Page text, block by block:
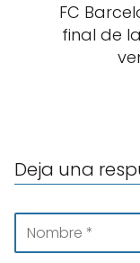
FC
final de
Deja una